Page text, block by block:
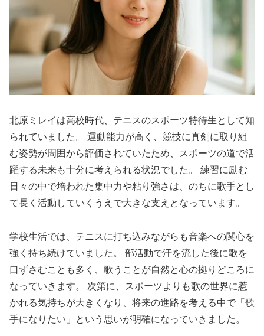
北原ミレイは高校時代、テニスのスポーツ特待生として知
られていました。 運動能力が高く、競技に真剣に取り組
む姿勢が周囲から評価されていたため、スポーツの道で活
躍する未来も十分に考えられる状況でした。 練習に励む
日々の中で培われた集中力や粘り強さは、のちに歌手とし
て長く活動していくうえで大きな支えとなっています。
学校生活では、テニスに打ち込みながらも音楽への関心を
強く持ち続けていました。 部活動で汗を流した後に歌を
口ずさむことも多く、歌うことが自然と心の拠りどころに
なっていきます。 次第に、スポーツよりも歌の世界に惹
かれる気持ちが大きくなり、将来の進路を考える中で「歌
手になりたい」という思いが明確になっていきました。